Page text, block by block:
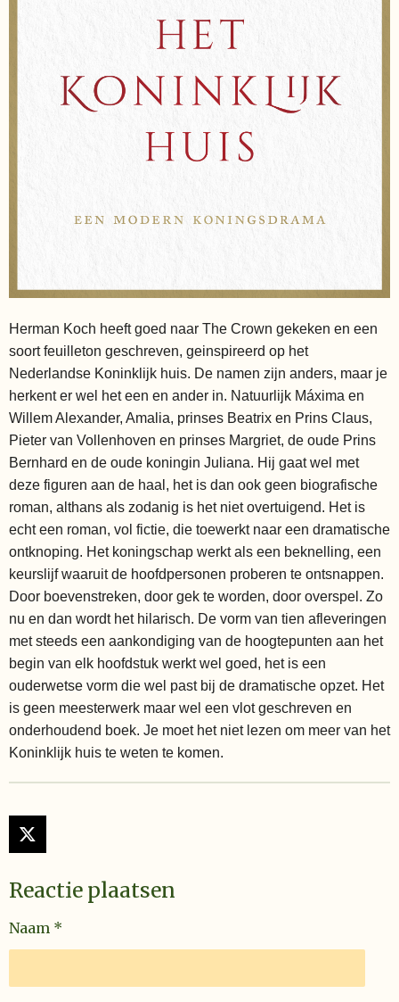
Herman Koch heeft goed naar The Crown gekeken en een
soort feuilleton geschreven, geinspireerd op het
Nederlandse Koninklijk huis. De namen zijn anders, maar je
herkent er wel het een en ander in. Natuurlijk Máxima en
Willem Alexander, Amalia, prinses Beatrix en Prins Claus,
Pieter van Vollenhoven en prinses Margriet, de oude Prins
Bernhard en de oude koningin Juliana. Hij gaat wel met
deze figuren aan de haal, het is dan ook geen biografische
roman, althans als zodanig is het niet overtuigend. Het is
echt een roman, vol fictie, die toewerkt naar een dramatische
ontknoping. Het koningschap werkt als een beknelling, een
keurslijf waaruit de hoofdpersonen proberen te ontsnappen.
Door boevenstreken, door gek te worden, door overspel. Zo
nu en dan wordt het hilarisch. De vorm van tien afleveringen
met steeds een aankondiging van de hoogtepunten aan het
begin van elk hoofdstuk werkt wel goed, het is een
ouderwetse vorm die wel past bij de dramatische opzet. Het
is geen meesterwerk maar wel een vlot geschreven en
onderhoudend boek. Je moet het niet lezen om meer van het
Koninklijk huis te weten te komen.
X
Reactie plaatsen
Naam *